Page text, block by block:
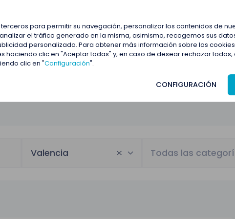
terceros para permitir su navegación, personalizar los contenidos de
el tráfico generado en la misma, asimismo, recogemos sus
personalizada. Para obtener más información sobre las
haciendo clic en "Aceptar todas" y, en caso de desear rechazar
clic en "Configuración".
CONFIGURACIÓN
Valencia Todas las